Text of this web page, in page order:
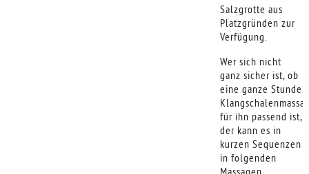
Salzgrotte aus
Platzgründen zur
Verfügung.
Wer sich nicht
ganz sicher ist, ob
eine ganze Stunde
für ihn passend ist,
der kann es in
kurzen Sequenzen
in folgenden
Massagen